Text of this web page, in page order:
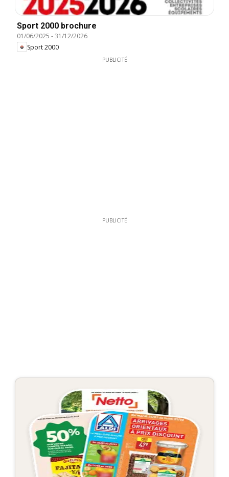
Sport 2000 brochure
01/06/2025 -31/12/2026
Sport 2000
PUBLICITÉ
PUBLICITÉ